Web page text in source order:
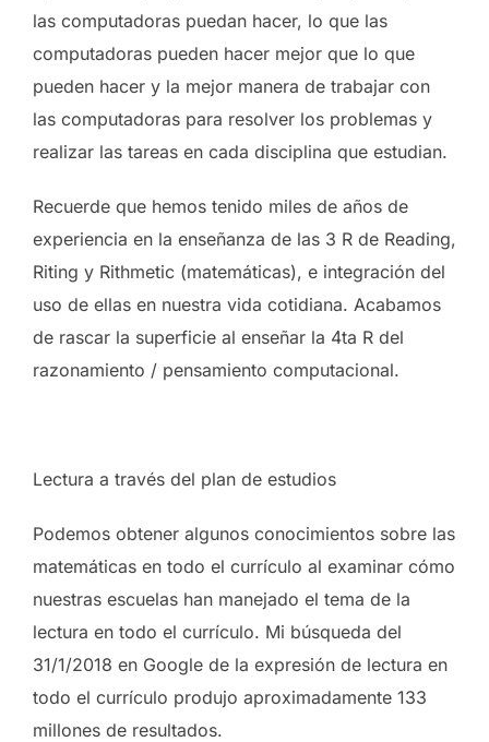
las computadoras puedan hacer, lo que las
computadoras pueden hacer mejor que lo que
pueden hacer y la mejor manera de trabajar con
las computadoras para resolver los problemas y
realizar las tareas en cada disciplina que estudian.
Recuerde que hemos tenido miles de años de
experiencia en la enseñanza de las 3 R de Reading,
Riting y Rithmetic (matemáticas), e integración del
uso de ellas en nuestra vida cotidiana. Acabamos
de rascar la superficie al enseñar la 4ta R del
razonamiento / pensamiento computacional.
Lectura a través del plan de estudios
Podemos obtener algunos conocimientos sobre las
matemáticas en todo el currículo al examinar cómo
nuestras escuelas han manejado el tema de la
lectura en todo el currículo. Mi búsqueda del
31/1/2018 en Google de la expresión de lectura en
todo el currículo produjo aproximadamente 133
millones de resultados.